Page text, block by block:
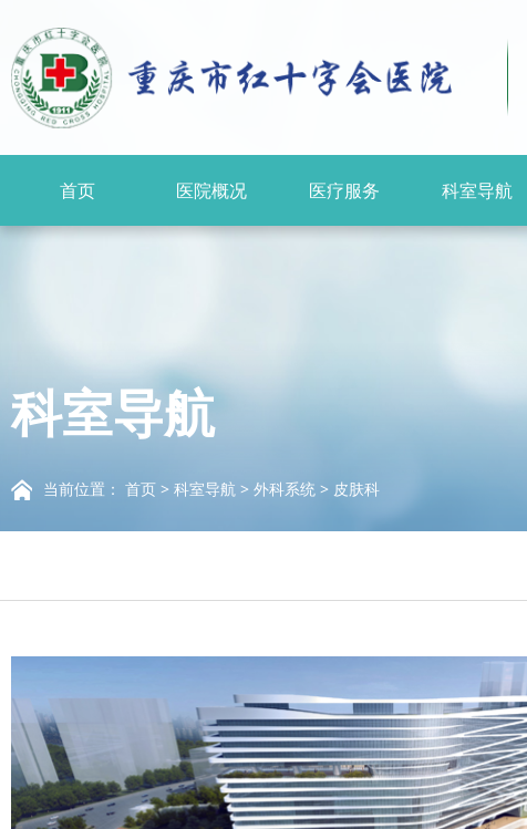
首页 医院概况 医疗服务 科室导航
科室导航
当前位置： 首页 > 科室导航 > 外科系统 > 皮肤科